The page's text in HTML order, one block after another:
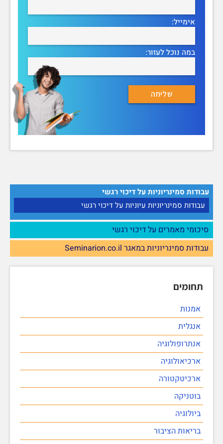
עבודות סמינריוניות על דיכוי רגשי
עבודות סמינריוניות עיוניות על דיכוי רגשי
סיכומי מאמרים על דיכוי רגשי
עבודות סמינריוניות במאגר Seminarion.co.il
תחומים
אמנות
אנגלית
אנתרופולוגיה
ארכיאולוגיה
ארכיטקטורה
בוטניקה
ביולוגיה
בריאות הציבור
אימייל:
במה נוכל לעזור: